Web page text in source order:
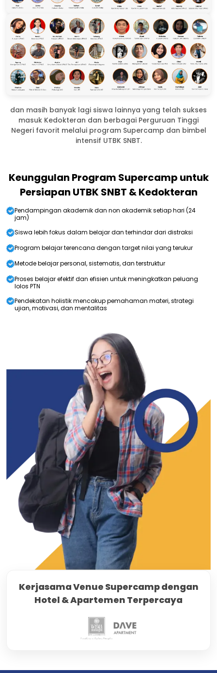
dan masih banyak lagi siswa lainnya yang telah sukses
masuk Kedokteran dan berbagai Perguruan Tinggi
Negeri favorit melalui program Supercamp dan bimbel
intensif UTBK SNBT.
Keunggulan Program Supercamp untuk
Persiapan UTBK SNBT & Kedokteran
Pendampingan akademik dan non akademik setiap hari (24
jam)
Siswa lebih fokus dalam belajar dan terhindar dari distraksi
Program belajar terencana dengan target nilai yang terukur
Metode belajar personal, sistematis, dan terstruktur
Proses belajar efektif dan efisien untuk meningkatkan peluang
lolos PTN
Pendekatan holistik mencakup pemahaman materi, strategi
ujian, motivasi, dan mentalitas
Kerjasama Venue Supercamp dengan
Hotel & Apartemen Terpercaya